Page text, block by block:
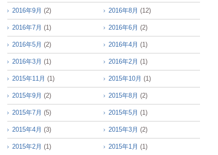
2016年9月 (2) 2016年8月 (12)
2016年7月 (1) 2016年6月 (2)
2016年5月 (2) 2016年4月 (1)
2016年3月 (1) 2016年2月 (1)
2015年11月 (1) 2015年10月 (1)
2015年9月 (2) 2015年8月 (2)
2015年7月 (5) 2015年5月 (1)
2015年4月 (3) 2015年3月 (2)
2015年2月 (1) 2015年1月 (1)